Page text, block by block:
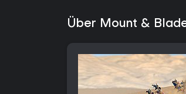
Über Mount &